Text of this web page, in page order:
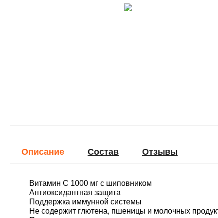
Описание Cостав Отзывы
Витамин С 1000 мг с шиповником
Антиоксидантная защита
Поддержка иммунной системы
Не содержит глютена, пшеницы и молочных